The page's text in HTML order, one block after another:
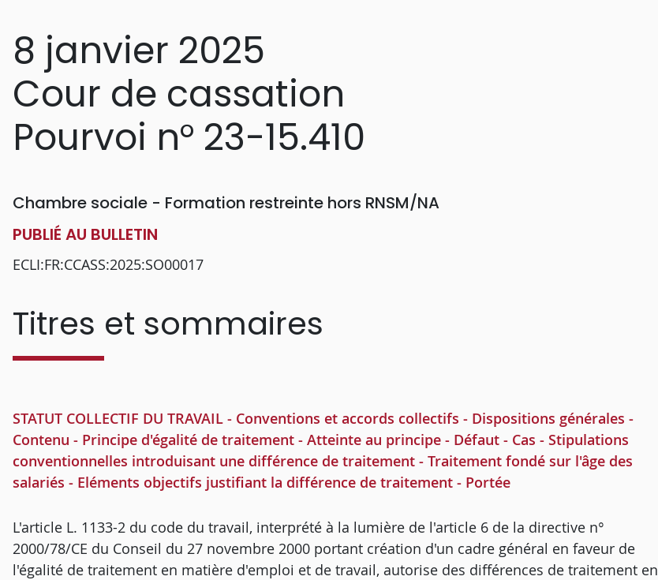
8 janvier 2025
Cour de cassation
Pourvoi n° 23-15.410
Chambre sociale - Formation restreinte hors RNSM/NA
PUBLIÉ AU BULLETIN
ECLI:FR:CCASS:2025:SO00017
Titres et sommaires
STATUT COLLECTIF DU TRAVAIL - Conventions et accords collectifs - Dispositions générales -
Contenu - Principe d'égalité de traitement - Atteinte au principe - Défaut - Cas - Stipulations
conventionnelles introduisant une différence de traitement - Traitement fondé sur l'âge des
salariés - Eléments objectifs justifiant la différence de traitement - Portée
L'article L. 1133-2 du code du travail, interprété à la lumière de l'article 6 de la directive n°
2000/78/CE du Conseil du 27 novembre 2000 portant création d'un cadre général en faveur de
l'égalité de traitement en matière d'emploi et de travail, autorise des différences de traitement en